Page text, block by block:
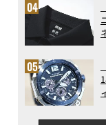
ネボウ ケイト ラ